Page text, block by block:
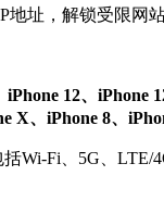
址，解锁受限网
12、
、iPhone 8、
Wi-Fi、5G、